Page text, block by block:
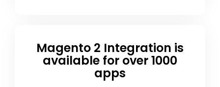
Magento 2 Integration is
available for over 1000
apps